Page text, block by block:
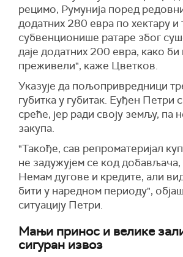
рецимо, Румунија поред
додатних 280 евра по хектару и
субвенционише ратаре због
даје додатних 200 евра, како
преживели", каже Цветков.
Указује да пољопривредници
губитка у губитак. Еуђен Петри
среће, јер ради своју земљу, па
закупа.
"Такође, сав репроматеријал
не задужујем се код добављача,
Немам дугове и кредите, али
бити у наредном периоду",
ситуацију Петри.
Мањи принос и велике
сигуран извоз